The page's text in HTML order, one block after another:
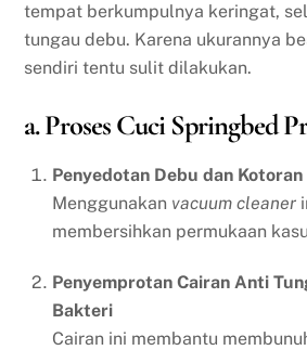
tempat berkumpulnya keringat,
tungau debu. Karena ukurannya
sendiri tentu sulit dilakukan.
a. Proses Cuci Springbed
Penyedotan Debu dan Kotoran
Menggunakan vacuum cleaner
membersihkan permukaan
Penyemprotan Cairan Anti
Bakteri
Cairan ini membantu